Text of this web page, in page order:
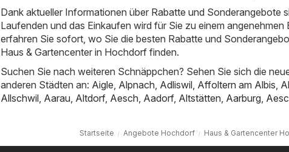
Dank aktueller Informationen über Rabatte und Sonderangebote
Laufenden und das Einkaufen wird für Sie zu einem angenehmen
erfahren Sie sofort, wo Sie die besten Rabatte und
Haus & Gartencenter in Hochdorf finden.
Suchen Sie nach weiteren Schnäppchen? Sehen Sie sich die
anderen Städten an: Aigle, Alpnach, Adliswil, Affoltern am Albis,
Allschwil, Aarau, Altdorf, Aesch, Aadorf, Altstätten, Aarburg,
Startseite Angebote Hochdorf Haus & Gartencenter